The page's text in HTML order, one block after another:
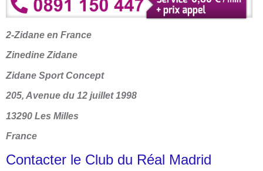
2-Zidane en France
Zinedine Zidane
Zidane Sport Concept
205, Avenue du 12 juillet 1998
13290 Les Milles
France
Contacter le Club du Réal Madrid